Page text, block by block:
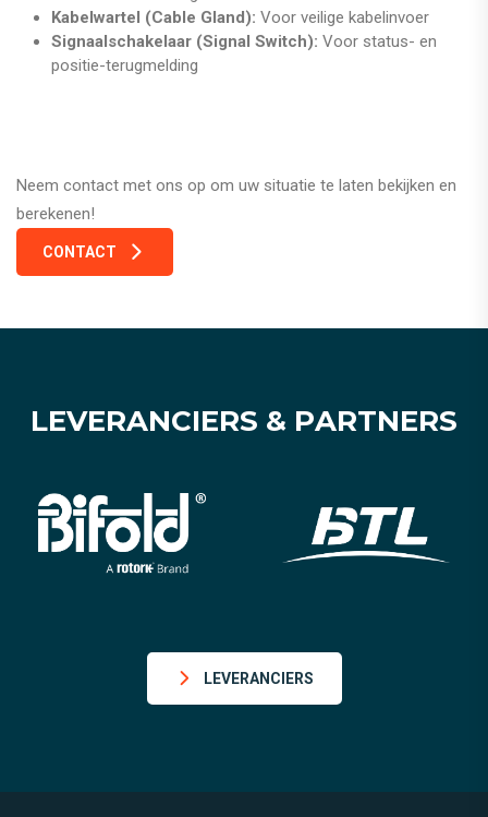
Kabelwartel (Cable Gland): Voor veilige kabelinvoer
Signaalschakelaar (Signal Switch): Voor status- en
positie-terugmelding
Neem contact met ons op om uw situatie te laten bekijken en
berekenen!
CONTACT
LEVERANCIERS & PARTNERS
LEVERANCIERS